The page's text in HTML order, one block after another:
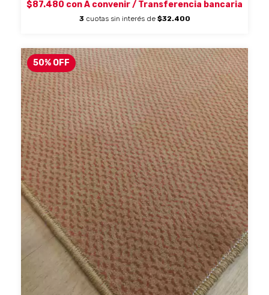
$87.480 conA convenir / Transferencia bancaria
3 cuotas sin interés de $32.400
50% OFF